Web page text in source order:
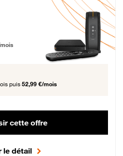
puis 57,99 € par mois, Engagement 12 mois
puis 52,99 €/mois
cette offre
le détail